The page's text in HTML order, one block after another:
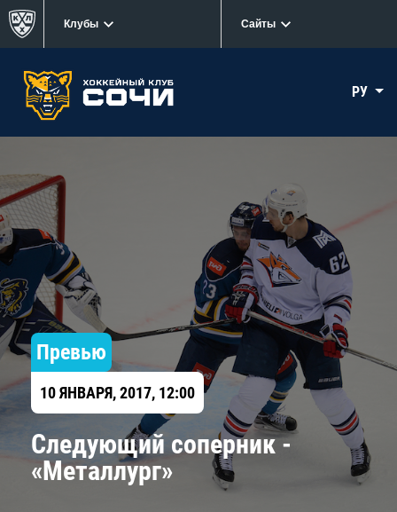
Клубы Сайты
РУ
Превью
10 ЯНВАРЯ, 2017, 12:00
Следующий соперник - ​
«Металлург»